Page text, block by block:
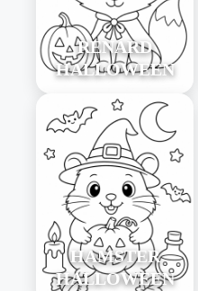
RENARD
HALLOWEEN
HAMSTER
HALLOWEEN